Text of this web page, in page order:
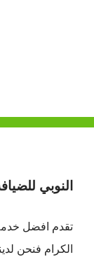
النوبي
تقدم افضل
الكرام فنحن